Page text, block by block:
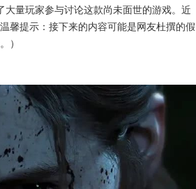
量玩家参与讨论这款尚未面世的游戏。近
馨提示：接下来的内容可能是网友杜撰的假
）